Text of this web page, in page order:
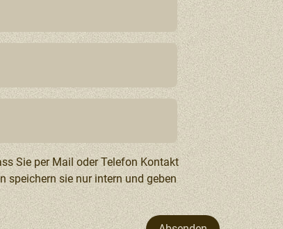
Sie per Mail oder Telefon Kontakt
speichern sie nur intern und geben